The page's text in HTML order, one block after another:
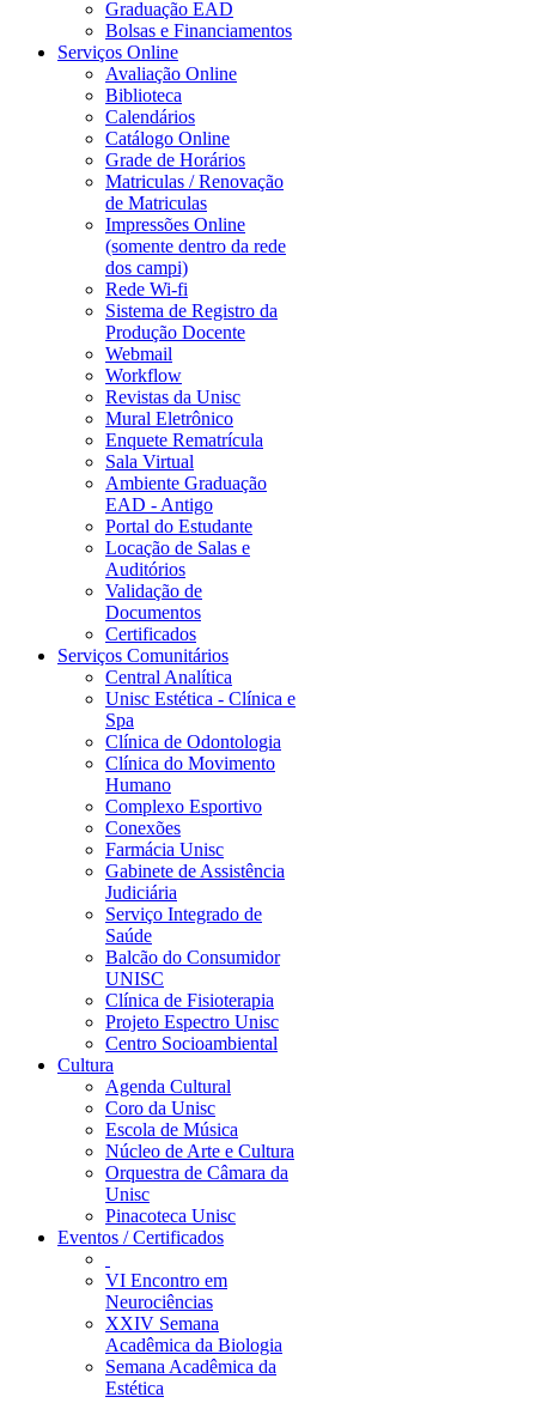
Graduação EAD
Bolsas e Financiamentos
Serviços Online
Avaliação Online
Biblioteca
Calendários
Catálogo Online
Grade de Horários
Matriculas / Renovação
de Matriculas
Impressões Online
(somente dentro da rede
dos campi)
Rede Wi-fi
Sistema de Registro da
Produção Docente
Webmail
Workflow
Revistas da Unisc
Mural Eletrônico
Enquete Rematrícula
Sala Virtual
Ambiente Graduação
EAD - Antigo
Portal do Estudante
Locação de Salas e
Auditórios
Validação de
Documentos
Certificados
Serviços Comunitários
Central Analítica
Unisc Estética - Clínica e
Spa
Clínica de Odontologia
Clínica do Movimento
Humano
Complexo Esportivo
Conexões
Farmácia Unisc
Gabinete de Assistência
Judiciária
Serviço Integrado de
Saúde
Balcão do Consumidor
UNISC
Clínica de Fisioterapia
Projeto Espectro Unisc
Centro Socioambiental
Cultura
Agenda Cultural
Coro da Unisc
Escola de Música
Núcleo de Arte e Cultura
Orquestra de Câmara da
Unisc
Pinacoteca Unisc
Eventos / Certificados
VI Encontro em
Neurociências
XXIV Semana
Acadêmica da Biologia
Semana Acadêmica da
Estética